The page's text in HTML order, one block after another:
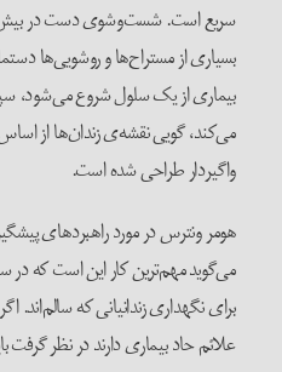
سریع است. شست‌وشوی دست در
بسیاری از مستراح‌ها و روشویی‌ها
بیماری از یک سلول شروع می‌شود،
می‌کند، گویی نقشه‌ی زندان‌ها از
واگیردار طراحی شده است.
هومر ونترس در مورد راهبردهای
می‌گوید مهم‌ترین کار این است که در
برای نگهداری زندانیانی که سالم‌اند.
علائم حاد بیماری دارند در نظر گرفت